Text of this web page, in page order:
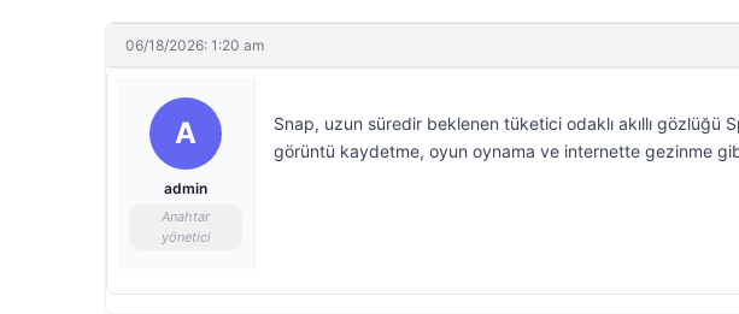
06/18/2026: 1:20 am
A
admin
Anahtar
yönetici
Snap, uzun süredir beklenen tüketici odaklı akıllı gözlüğü
görüntü kaydetme, oyun oynama ve internette gezinme